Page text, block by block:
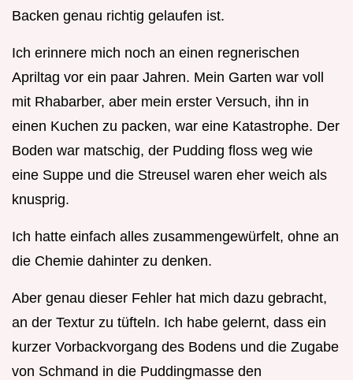
Backen genau richtig gelaufen ist.
Ich erinnere mich noch an einen regnerischen
Apriltag vor ein paar Jahren. Mein Garten war voll
mit Rhabarber, aber mein erster Versuch, ihn in
einen Kuchen zu packen, war eine Katastrophe. Der
Boden war matschig, der Pudding floss weg wie
eine Suppe und die Streusel waren eher weich als
knusprig.
Ich hatte einfach alles zusammengewürfelt, ohne an
die Chemie dahinter zu denken.
Aber genau dieser Fehler hat mich dazu gebracht,
an der Textur zu tüfteln. Ich habe gelernt, dass ein
kurzer Vorbackvorgang des Bodens und die Zugabe
von Schmand in die Puddingmasse den